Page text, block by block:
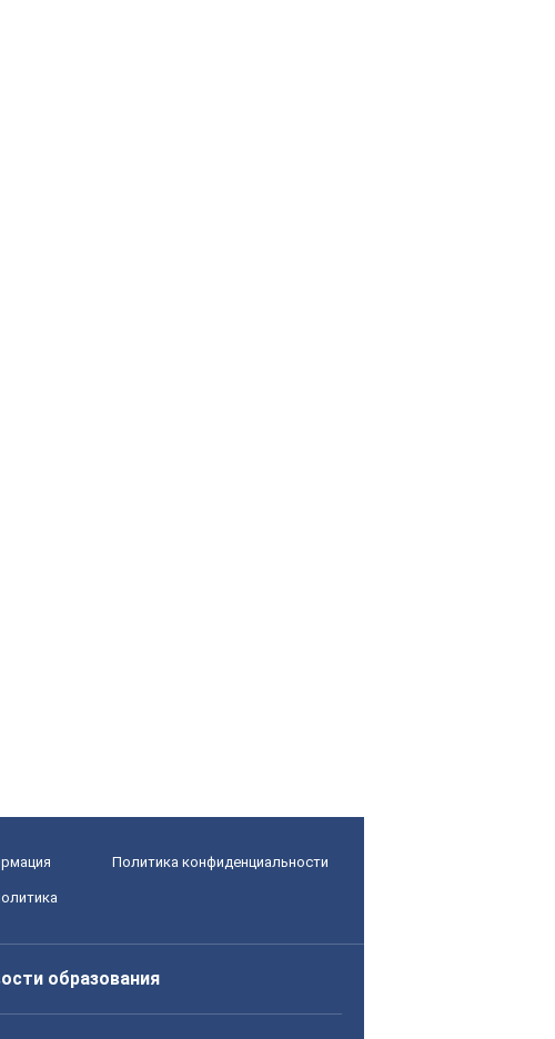
Политика конфиденциальности
образования